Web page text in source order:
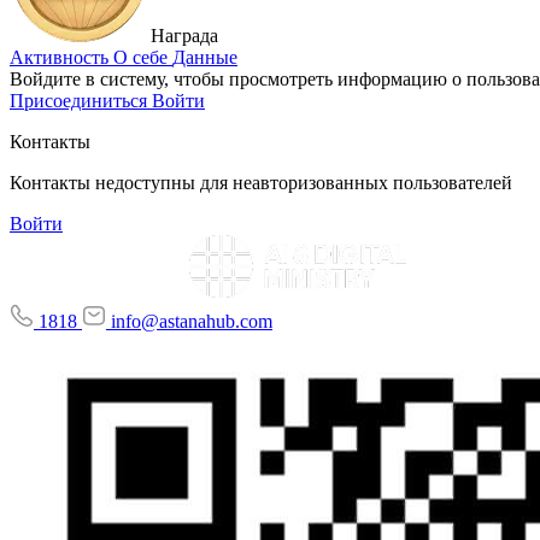
Награда
Активность О себе Данные
Войдите в систему, чтобы просмотреть информацию о
Присоединиться Войти
Контакты
Контакты недоступны для неавторизованных пользователей
Войти
1818 info@astanahub.com